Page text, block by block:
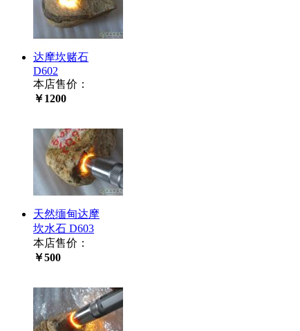
达摩坎赌石
D602
本店售价：
￥1200
天然缅甸达摩
坎水石 D603
本店售价：
￥500